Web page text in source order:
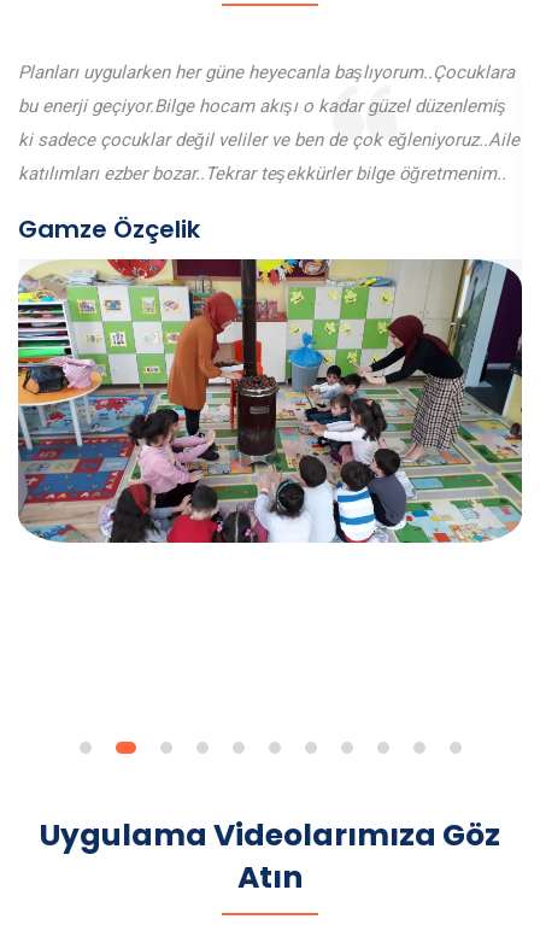
Planları uygularken her güne heyecanla başlıyorum..Çocuklara
bu enerji geçiyor.Bilge hocam akışı o kadar güzel düzenlemiş
ki sadece çocuklar değil veliler ve ben de çok eğleniyoruz..Aile
katılımları ezber bozar..Tekrar teşekkürler bilge öğretmenim..
Gamze Özçelik
Uygulama Videolarımıza Göz
Atın